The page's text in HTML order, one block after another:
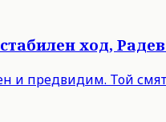
ход,
и предвидим. Той